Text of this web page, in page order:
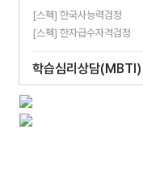
[스펙] 한국사능력검정
[스펙] 한자급수자격검정
학습심리상담(MBTI)